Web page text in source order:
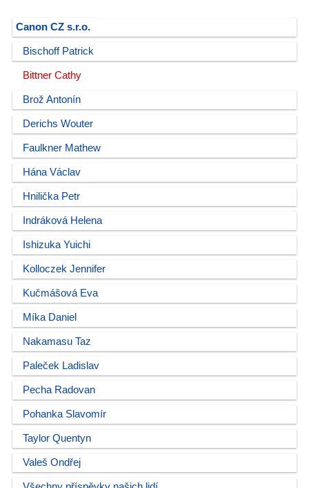
Canon CZ s.r.o.
Bischoff Patrick
Bittner Cathy
Brož Antonín
Derichs Wouter
Faulkner Mathew
Hána Václav
Hnilička Petr
Indráková Helena
Ishizuka Yuichi
Kolloczek Jennifer
Kučmášová Eva
Míka Daniel
Nakamasu Taz
Paleček Ladislav
Pecha Radovan
Pohanka Slavomír
Taylor Quentyn
Valeš Ondřej